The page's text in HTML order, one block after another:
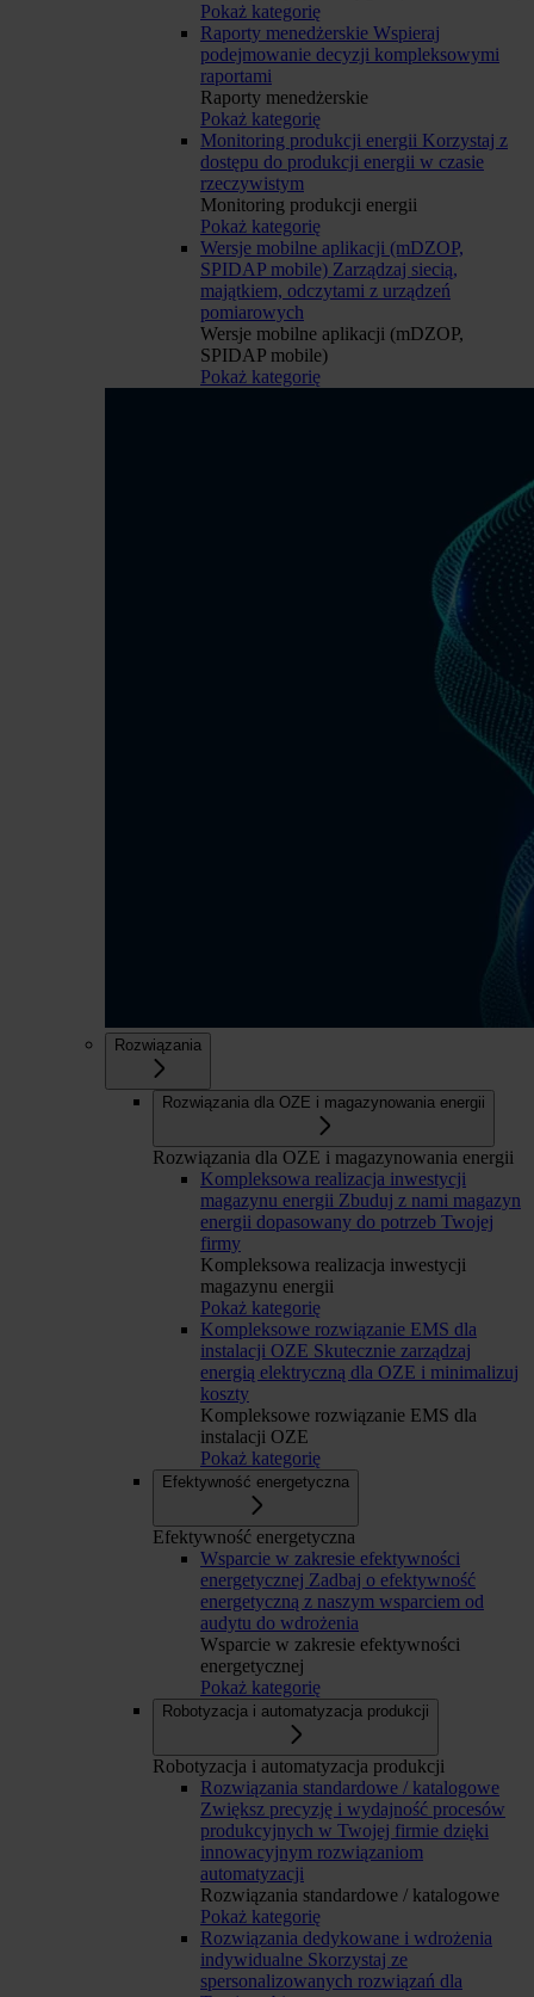
Pokaż kategorię
Raporty menedżerskie Wspieraj
podejmowanie decyzji kompleksowymi
raportami
Raporty menedżerskie
Pokaż kategorię
Monitoring produkcji energii Korzystaj z
dostępu do produkcji energii w czasie
rzeczywistym
Monitoring produkcji energii
Pokaż kategorię
Wersje mobilne aplikacji (mDZOP,
SPIDAP mobile) Zarządzaj siecią,
majątkiem, odczytami z urządzeń
pomiarowych
Wersje mobilne aplikacji (mDZOP,
SPIDAP mobile)
Pokaż kategorię
Rozwiązania
Rozwiązania dla OZE i magazynowania energii
Rozwiązania dla OZE i magazynowania energii
Kompleksowa realizacja inwestycji
magazynu energii Zbuduj z nami magazyn
energii dopasowany do potrzeb Twojej
firmy
Kompleksowa realizacja inwestycji
magazynu energii
Pokaż kategorię
Kompleksowe rozwiązanie EMS dla
instalacji OZE Skutecznie zarządzaj
energią elektryczną dla OZE i minimalizuj
koszty
Kompleksowe rozwiązanie EMS dla
instalacji OZE
Pokaż kategorię
Efektywność energetyczna
Efektywność energetyczna
Wsparcie w zakresie efektywności
energetycznej Zadbaj o efektywność
energetyczną z naszym wsparciem od
audytu do wdrożenia
Wsparcie w zakresie efektywności
energetycznej
Pokaż kategorię
Robotyzacja i automatyzacja produkcji
Robotyzacja i automatyzacja produkcji
Rozwiązania standardowe / katalogowe
Zwiększ precyzję i wydajność procesów
produkcyjnych w Twojej firmie dzięki
innowacyjnym rozwiązaniom
automatyzacji
Rozwiązania standardowe / katalogowe
Pokaż kategorię
Rozwiązania dedykowane i wdrożenia
indywidualne Skorzystaj ze
spersonalizowanych rozwiązań dla